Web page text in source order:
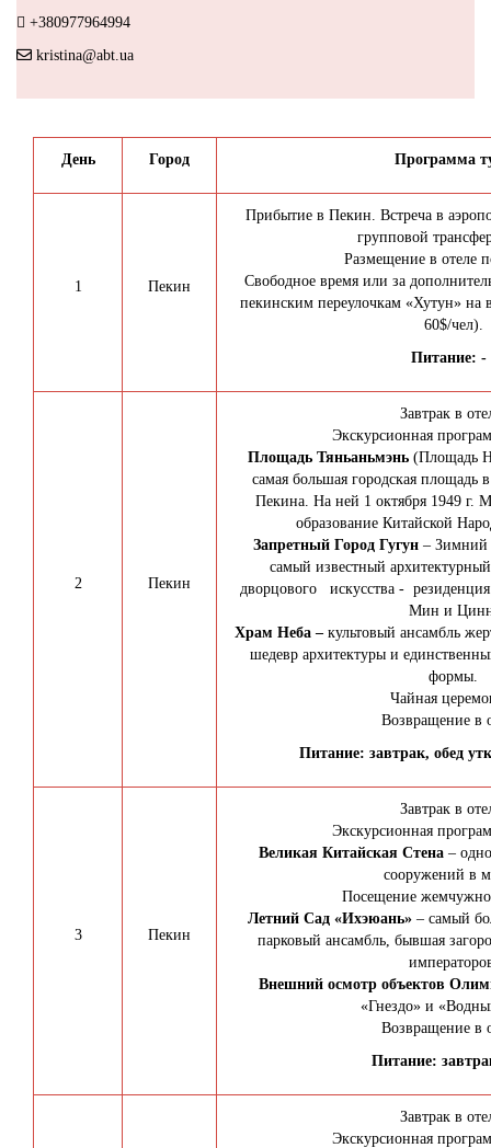
+380977964994
kristina@abt.ua
День Город Программа
1 Пекин
Прибытие в Пекин. Встреча в
групповой
Размещение в отеле
Свободное время или за
пекинским переулочкам «Хутун» на
60$/чел).
Питание: -
2 Пекин
Завтрак в
Экскурсионная
Площадь Тяньаньмэнь (Площадь
самая большая городская площадь
Пекина. На ней 1 октября 1949 г.
образование Китайской
Запретный Город Гугун– Зимний
самый известный
дворцового искусства -
Мин и
Храм Неба – культовый ансамбль
шедевр архитектуры и
формы.
Чайная
Возвращение в
Питание: завтрак, обед
3 Пекин
Завтрак в
Экскурсионная
Великая Китайская Стена –
сооружений в
Посещение
Летний Сад «Ихэюань» – самый
парковый ансамбль, бывшая
Внешний осмотр объектов
«Гнездо» и
Возвращение в
Питание:
Завтрак в
Экскурсионная